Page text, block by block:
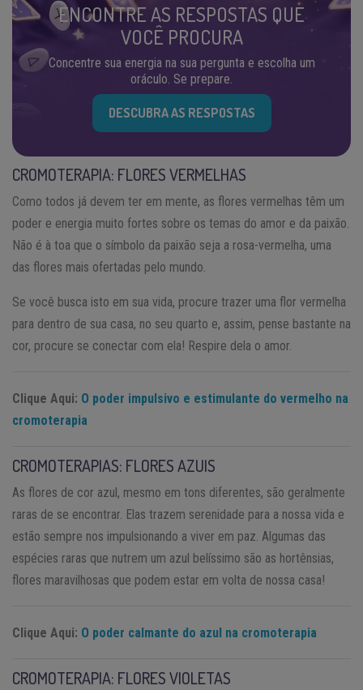
ENCONTRE AS RESPOSTAS QUE
VOCÊ PROCURA
Concentre sua energia na sua pergunta e escolha um
oráculo. Se prepare.
DESCUBRA AS RESPOSTAS
CROMOTERAPIA: FLORES VERMELHAS
Como todos já devem ter em mente, as flores vermelhas têm um
poder e energia muito fortes sobre os temas do amor e da paixão.
Não é à toa que o símbolo da paixão seja a rosa-vermelha, uma
das flores mais ofertadas pelo mundo.
Se você busca isto em sua vida, procure trazer uma flor vermelha
para dentro de sua casa, no seu quarto e, assim, pense bastante na
cor, procure se conectar com ela! Respire dela o amor.
Clique Aqui: O poder impulsivo e estimulante do vermelho na
cromoterapia
CROMOTERAPIAS: FLORES AZUIS
As flores de cor azul, mesmo em tons diferentes, são geralmente
raras de se encontrar. Elas trazem serenidade para a nossa vida e
estão sempre nos impulsionando a viver em paz. Algumas das
espécies raras que nutrem um azul belíssimo são as hortênsias,
flores maravilhosas que podem estar em volta de nossa casa!
Clique Aqui: O poder calmante do azul na cromoterapia
CROMOTERAPIA: FLORES VIOLETAS